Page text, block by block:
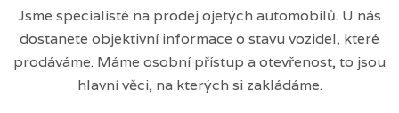
Jsme specialisté na prodej ojetých automobilů. U nás
dostanete objektivní informace o stavu vozidel, které
prodáváme. Máme osobní přístup a otevřenost, to jsou
hlavní věci, na kterých si zakládáme.